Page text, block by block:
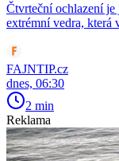
Čtvrteční ochlazení je
extrémní vedra, která
FAJNTIP.cz
dnes, 06:30
2 min
Reklama